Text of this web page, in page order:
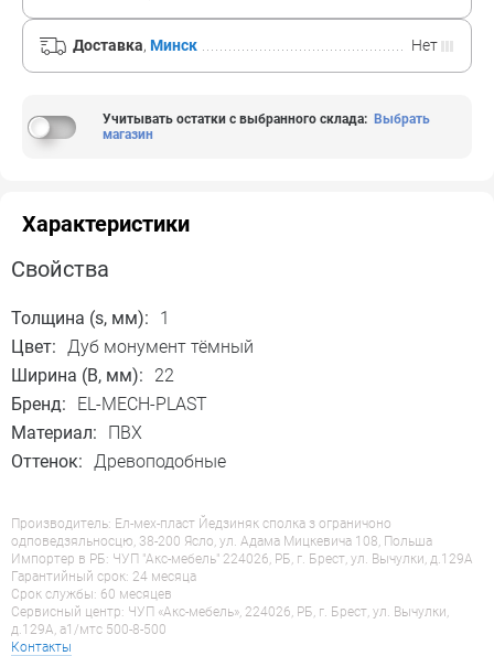
Доставка, Минск Нет
Учитывать остатки с выбранного склада: Выбрать
магазин
Характеристики
Свойства
Толщина (s, мм):
1
Цвет: Дуб монумент тёмный
Ширина (B, мм):
22
Бренд:
EL-MECH-PLAST
Материал:
ПВХ
Оттенок: Древоподобные
Производитель: Ел-мех-пласт Йедзиняк сполка з ограничоно
одповедзяльносцю, 38-200 Ясло, ул. Адама Мицкевича 108, Польша
Импортер в РБ: ЧУП "Акс-мебель" 224026, РБ, г. Брест, ул. Вычулки, д.129А
Гарантийный срок: 24 месяца
Срок службы: 60 месяцев
Сервисный центр: ЧУП «Акс-мебель», 224026, РБ, г. Брест, ул. Вычулки,
д.129А, a1/мтс 500-8-500
Контакты